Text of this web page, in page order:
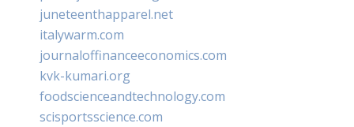
juneteenthapparel.net
italywarm.com
journaloffinanceeconomics.com
kvk-kumari.org
foodscienceandtechnology.com
scisportsscience.com